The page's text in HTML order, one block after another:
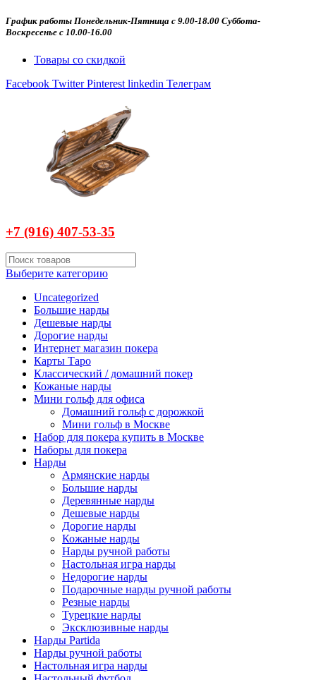
График работы Понедельник-Пятница с 9.00-18.00 Суббота-
Воскресенье с 10.00-16.00
Товары со скидкой
Facebook Twitter Pinterest linkedin Телеграм
+7 (916) 407-53-35
Выберите категорию
Uncategorized
Большие нарды
Дешевые нарды
Дорогие нарды
Интернет магазин покера
Карты Таро
Классический / домашний покер
Кожаные нарды
Мини гольф для офиса
Домашний гольф с дорожкой
Мини гольф в Москве
Набор для покера купить в Москве
Наборы для покера
Нарды
Армянские нарды
Большие нарды
Деревянные нарды
Дешевые нарды
Дорогие нарды
Кожаные нарды
Нарды ручной работы
Настольная игра нарды
Недорогие нарды
Подарочные нарды ручной работы
Резные нарды
Турецкие нарды
Эксклюзивные нарды
Нарды Partida
Нарды ручной работы
Настольная игра нарды